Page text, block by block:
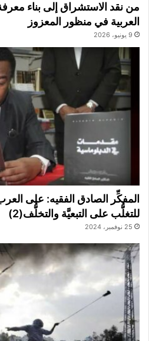
من نقد الاستشراق إلى بناء معرفة
العربية في منظور المعزوز
9 يونيو، 2026
المفكِّر الصادق الفقيه: على
للتغلُّب على التبعيَّة والتخلُّف(2)
25 نوفمبر، 2024